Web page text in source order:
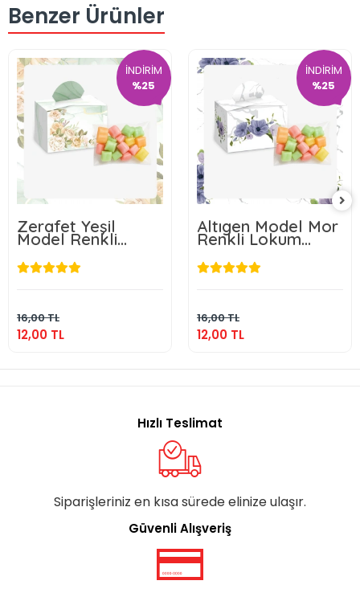
Benzer Ürünler
İNDİRİM
%25
Zerafet Yeşil
Model Renkli
Lokum Kutusu ve
Mevlüt Şekeri
16,00 TL
12,00 TL
12,00 TL
İNDİRİM
%25
Altıgen Model Mor
Renkli Lokum
Kutusu ve Mevlüt
Şekeri
16,00 TL
12,00 TL
12,00 TL
Hızlı Teslimat
Siparişleriniz en kısa sürede elinize ulaşır.
Güvenli Alışveriş